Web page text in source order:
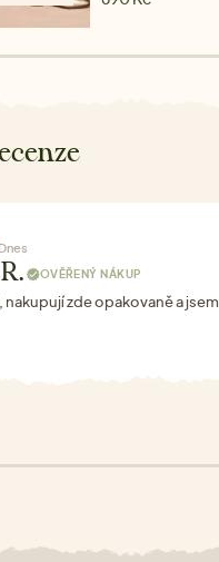
Dnes
OVĚŘENÝ NÁKUP
zde opakovaně a jsem